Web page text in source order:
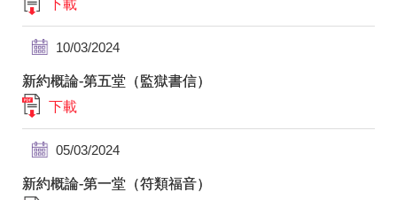
下載
10/03/2024
新約概論-第五堂（監獄書信）
下載
05/03/2024
新約概論-第一堂（符類福音）